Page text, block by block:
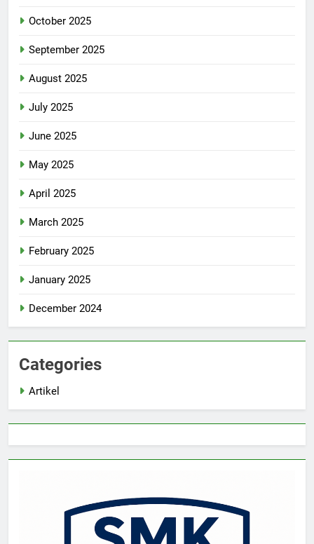
October 2025
September 2025
August 2025
July 2025
June 2025
May 2025
April 2025
March 2025
February 2025
January 2025
December 2024
Categories
Artikel